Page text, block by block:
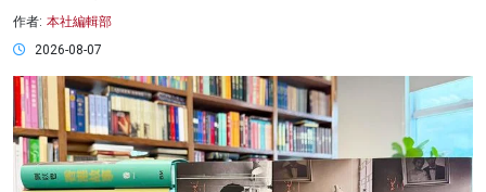
作者: 本社編輯部
2026-08-07